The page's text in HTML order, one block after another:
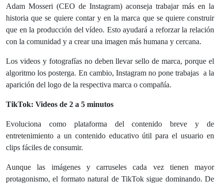
Adam Mosseri (CEO de Instagram) aconseja trabajar más en la
historia que se quiere contar y en la marca que se quiere construir
que en la producción del vídeo. Esto ayudará a reforzar la relación
con la comunidad y a crear una imagen más humana y cercana.
Los videos y fotografías no deben llevar sello de marca, porque el
algoritmo los posterga. En cambio, Instagram no pone trabajas a la
aparición del logo de la respectiva marca o compañía.
TikTok: Videos de 2 a 5 minutos
Evoluciona como plataforma del contenido breve y de
entretenimiento a un contenido educativo útil para el usuario en
clips fáciles de consumir.
Aunque las imágenes y carruseles cada vez tienen mayor
protagonismo, el formato natural de TikTok sigue dominando. De